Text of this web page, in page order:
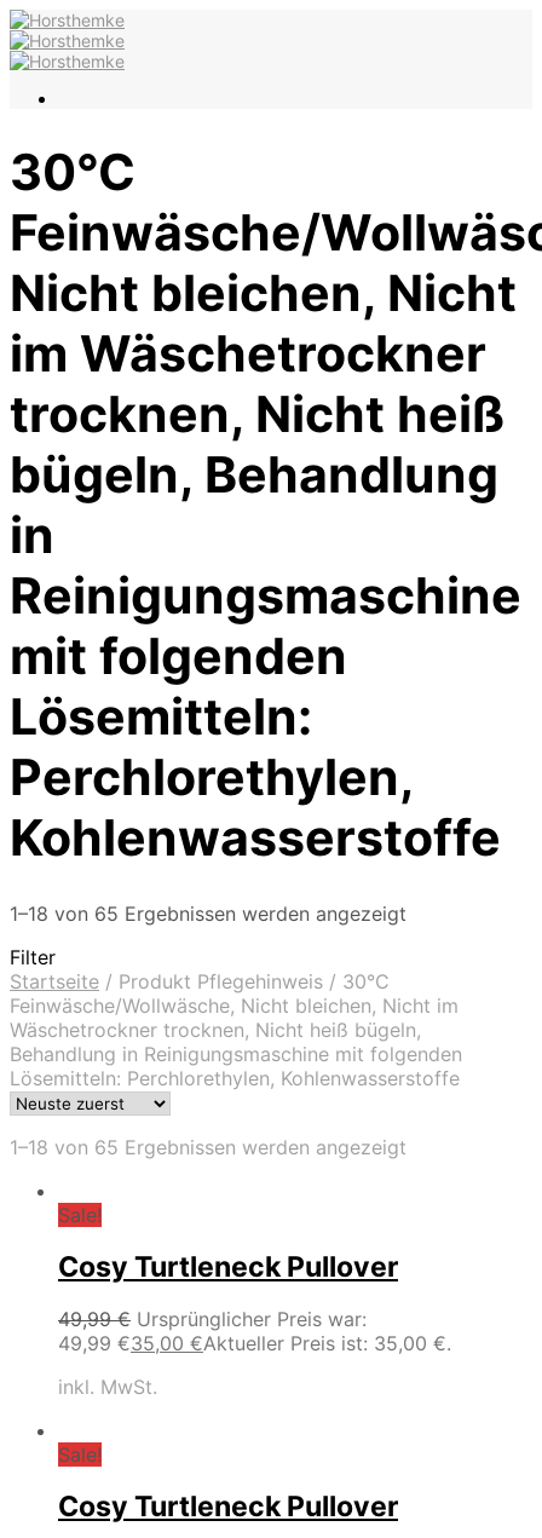
30°C
Feinwäsche/
Nicht bleichen, Nicht
im Wäschetrockner
trocknen, Nicht heiß
bügeln, Behandlung
in
Reinigungsmaschine
mit folgenden
Lösemitteln:
Perchlorethylen,
Kohlenwasserstoffe
1–18 von 65 Ergebnissen werden angezeigt
Filter
Startseite / Produkt Pflegehinweis / 30°C
Feinwäsche/Wollwäsche, Nicht bleichen, Nicht im
Wäschetrockner trocknen, Nicht heiß bügeln,
Behandlung in Reinigungsmaschine mit folgenden
Lösemitteln: Perchlorethylen, Kohlenwasserstoffe
1–18 von 65 Ergebnissen werden angezeigt
Sale!
Cosy Turtleneck Pullover
49,99€ Ursprünglicher Preis war:
49,99 €35,00 €Aktueller Preis ist: 35,00 €.
inkl. MwSt.
Sale!
Cosy Turtleneck Pullover